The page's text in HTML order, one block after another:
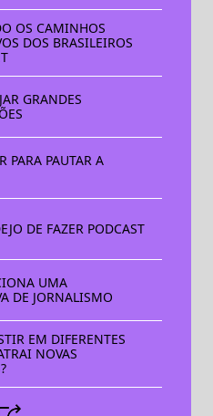
OS CAMINHOS
DOS BRASILEIROS
GRANDES
PARA PAUTAR A
DE FAZER PODCAST
UMA
DE JORNALISMO
EM DIFERENTES
NOVAS